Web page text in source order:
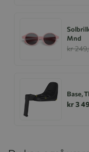
Mnd
kr
Base,
kr 3